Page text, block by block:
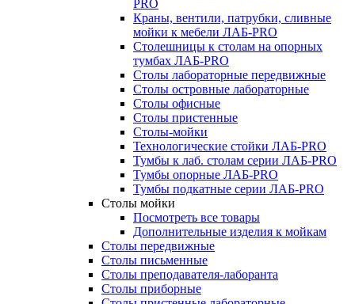
PRO
Краны, вентили, патрубки, сливные
мойки к мебели ЛАБ-PRO
Столешницы к столам на опорных
тумбах ЛАБ-PRO
Столы лабораторные передвижные
Столы островные лабораторные
Столы офисные
Столы пристенные
Столы-мойки
Технологические стойки ЛАБ-PRO
Тумбы к лаб. столам серии ЛАБ-PRO
Тумбы опорные ЛАБ-PRO
Тумбы подкатные серии ЛАБ-PRO
Столы мойки
Посмотреть все товары
Дополнительные изделия к мойкам
Столы передвижные
Столы письменные
Столы преподавателя-лаборанта
Столы приборные